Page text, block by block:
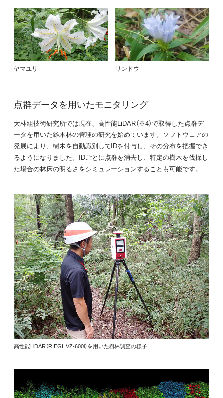
ヤマユリ リンドウ
点群データを用いたモニタリング
大林組技術研究所では現在、高性能LiDAR（※4）で取得した点群デ
ータを用いた雑木林の管理の研究を始めています。ソフトウェアの
発展により、樹木を自動識別してIDを付与し、その分布を把握でき
るようになりました。IDごとに点群を消去し、特定の樹木を伐採し
た場合の林床の明るさをシミュレーションすることも可能です。
高性能LiDAR（RIEGL VZ-600i）を用いた樹林調査の様子